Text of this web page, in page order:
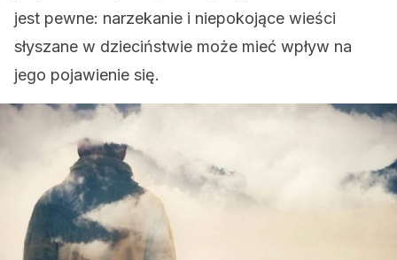
jest pewne: narzekanie i niepokojące wieści
słyszane w dzieciństwie może mieć wpływ na
jego pojawienie się.